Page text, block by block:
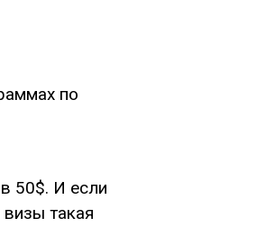
по
50$. И если
такая